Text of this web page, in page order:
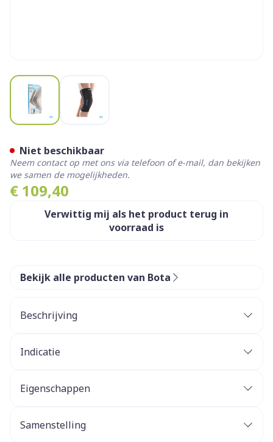
View larger imageView larger image
€ 109,40
Verwittig mij als het product terug in
voorraad is
Niet beschikbaar
Neem contact op met ons via telefoon of e-mail, dan bekijken
we samen de mogelijkheden.
Bekijk alle producten van Bota
Beschrijving
Indicatie
Eigenschappen
gebreid materiaal
Samenstelling